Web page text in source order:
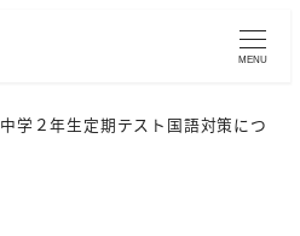
MENU
中学２年生定期テスト国語対策につ